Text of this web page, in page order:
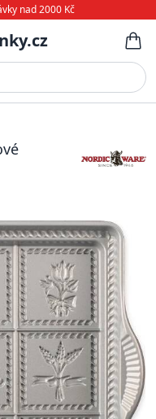
nad 2000 Kč